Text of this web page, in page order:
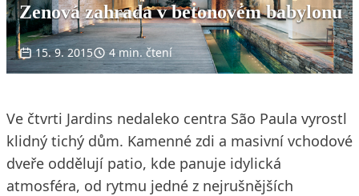
Zenová zahrada v betonovém babylonu
15. 9. 2015 4 min. čtení
Ve čtvrti Jardins nedaleko centra São Paula vyrostl
klidný tichý dům. Kamenné zdi a masivní vchodové
dveře oddělují patio, kde panuje idylická
atmosféra, od rytmu jedné z nejrušnějších